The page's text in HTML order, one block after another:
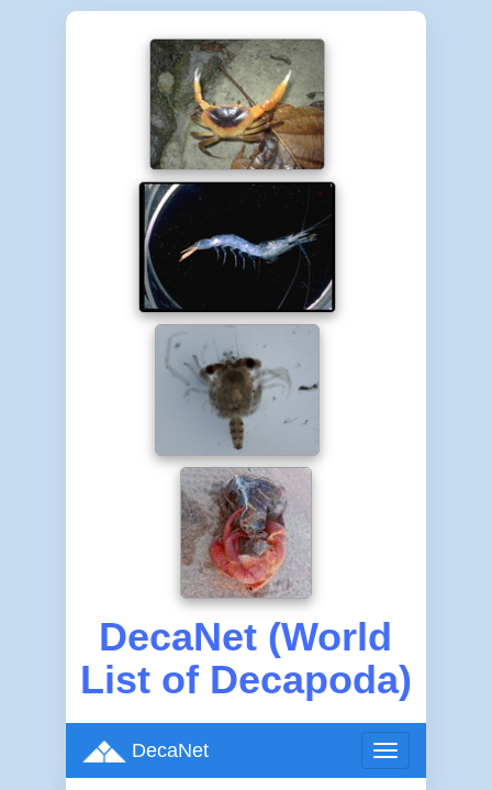
DecaNet (World
List of Decapoda)
Toggle
navigation
DecaNet